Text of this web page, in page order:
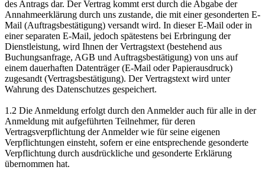
des Antrags dar. Der Vertrag kommt erst durch die Abgabe der
Annahmeerklärung durch uns zustande, die mit einer gesonderten E-
Mail (Auftragsbestätigung) versandt wird. In dieser E-Mail oder in
einer separaten E-Mail, jedoch spätestens bei Erbringung der
Dienstleistung, wird Ihnen der Vertragstext (bestehend aus
Buchungsanfrage, AGB und Auftragsbestätigung) von uns auf
einem dauerhaften Datenträger (E-Mail oder Papierausdruck)
zugesandt (Vertragsbestätigung). Der Vertragstext wird unter
Wahrung des Datenschutzes gespeichert.
1.2 Die Anmeldung erfolgt durch den Anmelder auch für alle in der
Anmeldung mit aufgeführten Teilnehmer, für deren
Vertragsverpflichtung der Anmelder wie für seine eigenen
Verpflichtungen einsteht, sofern er eine entsprechende gesonderte
Verpflichtung durch ausdrückliche und gesonderte Erklärung
übernommen hat.